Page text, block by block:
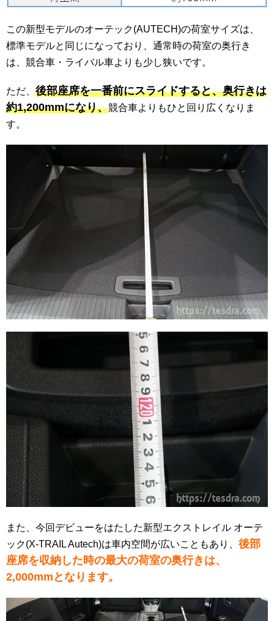
この新型モデルのオーテック(AUTECH)の荷室サイズは、
標準モデルと同じになっており、通常時の荷室の奥行き
は、競合車・ライバル車よりも少し狭いです。
ただ、 後部座席を一番前にスライドすると、奥行きは
約1,200mmになり、競合車よりもひと回り広くなりま
す。
また、今回デビューをはたした新型エクストレイル オーテ
ック(X-TRAIL Autech)は車内空間が広いこともあり、 後部
座席を収納した時の最大の荷室の奥行きは、
2,000mmとなります。